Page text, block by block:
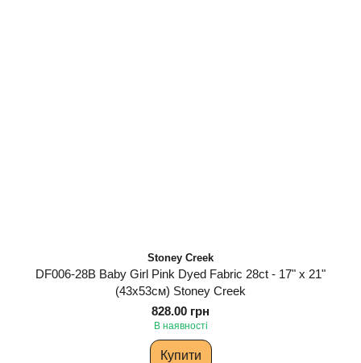
Stoney Creek
DF006-28B Baby Girl Pink Dyed Fabric 28ct - 17" x 21"
(43х53см) Stoney Creek
828.00 грн
В наявності
Купити